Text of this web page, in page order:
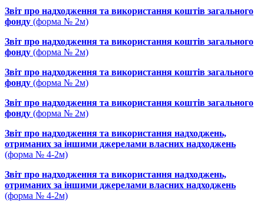
Звіт про надходження та використання коштів загального
фонду (форма № 2м)
Звіт про надходження та використання коштів загального
фонду (форма № 2м)
Звіт про надходження та використання коштів загального
фонду (форма № 2м)
Звіт про надходження та використання коштів загального
фонду (форма № 2м)
Звіт про надходження та використання надходжень,
отриманих за іншими джерелами власних надходжень
(форма № 4-2м)
Звіт про надходження та використання надходжень,
отриманих за іншими джерелами власних надходжень
(форма № 4-2м)